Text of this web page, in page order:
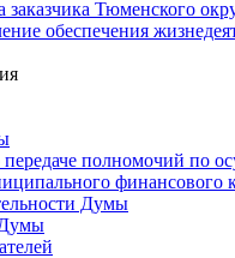
Тюменского
обеспечения
полномочий по
финансового
Думы